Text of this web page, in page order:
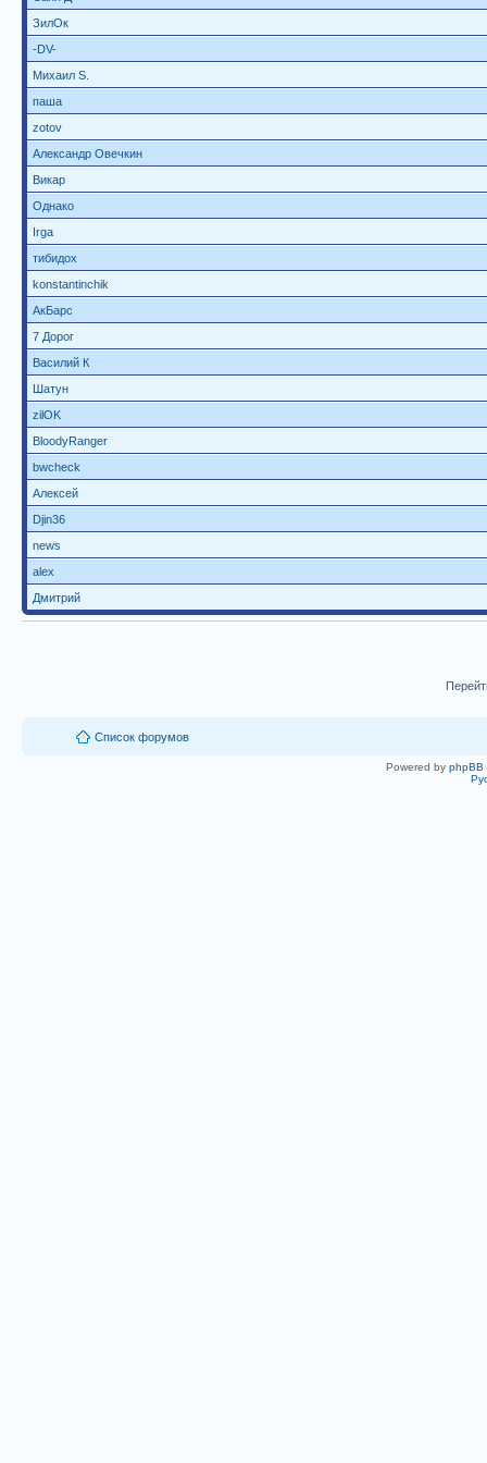
ЗилОк
-DV-
Михаил S.
паша
zotov
Александр Овечкин
Викар
Однако
Irga
тибидох
konstantinchik
АкБарс
7 Дорог
Василий К
Шатун
zilOK
BloodyRanger
bwcheck
Алексей
Djin36
news
alex
Дмитрий
Список форумов
Powered by phpBB